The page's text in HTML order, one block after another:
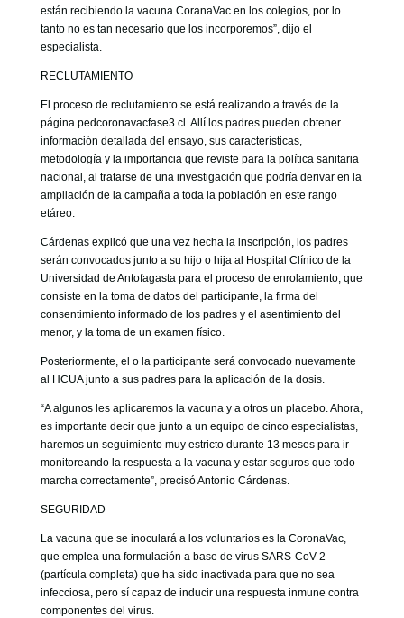
están recibiendo la vacuna CoranaVac en los colegios, por lo
tanto no es tan necesario que los incorporemos”, dijo el
especialista.
RECLUTAMIENTO
El proceso de reclutamiento se está realizando a través de la
página pedcoronavacfase3.cl. Allí los padres pueden obtener
información detallada del ensayo, sus características,
metodología y la importancia que reviste para la política sanitaria
nacional, al tratarse de una investigación que podría derivar en la
ampliación de la campaña a toda la población en este rango
etáreo.
Cárdenas explicó que una vez hecha la inscripción, los padres
serán convocados junto a su hijo o hija al Hospital Clínico de la
Universidad de Antofagasta para el proceso de enrolamiento, que
consiste en la toma de datos del participante, la firma del
consentimiento informado de los padres y el asentimiento del
menor, y la toma de un examen físico.
Posteriormente, el o la participante será convocado nuevamente
al HCUA junto a sus padres para la aplicación de la dosis.
“A algunos les aplicaremos la vacuna y a otros un placebo. Ahora,
es importante decir que junto a un equipo de cinco especialistas,
haremos un seguimiento muy estricto durante 13 meses para ir
monitoreando la respuesta a la vacuna y estar seguros que todo
marcha correctamente”, precisó Antonio Cárdenas.
SEGURIDAD
La vacuna que se inoculará a los voluntarios es la CoronaVac,
que emplea una formulación a base de virus SARS-CoV-2
(partícula completa) que ha sido inactivada para que no sea
infecciosa, pero sí capaz de inducir una respuesta inmune contra
componentes del virus.